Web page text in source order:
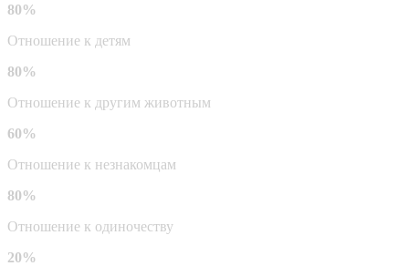
80%
Отношение к детям
80%
Отношение к другим животным
60%
Отношение к незнакомцам
80%
Отношение к одиночеству
20%